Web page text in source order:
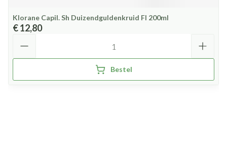
Klorane Capil. Sh Duizendguldenkruid Fl 200ml
€ 12,80
Bestel